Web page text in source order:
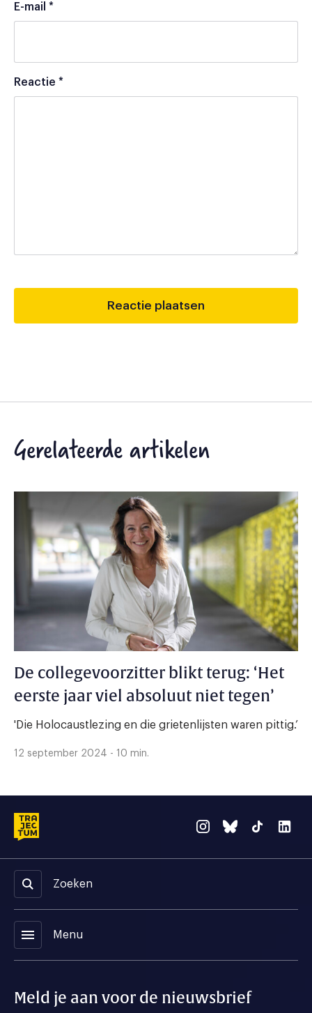
E-mail *
Reactie *
Gerelateerde artikelen
De collegevoorzitter blikt terug: ‘Het
eerste jaar viel absoluut niet tegen’
'Die Holocaustlezing en die grietenlijsten waren pittig.’
12 september 2024 - 10 min.
Zoeken
menu Menu
Meld je aan voor de nieuwsbrief